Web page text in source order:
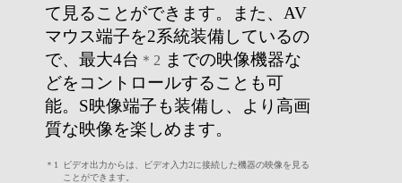
て見ることができます。また、AV
マウス端子を2系統装備しているの
で、最大4台 ＊2 までの映像機器な
どをコントロールすることも可
能。S映像端子も装備し、より高画
質な映像を楽しめます。
＊1
ビデオ出力からは、ビデオ入力2に接続した機器の映像を見る
ことができます。